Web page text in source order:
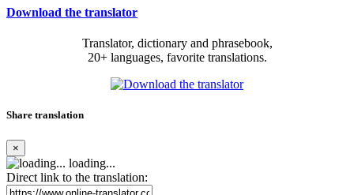
Download the translator
Translator, dictionary and phrasebook,
20+ languages, favorite translations.
Share translation
×
loading...
Direct link to the translation: